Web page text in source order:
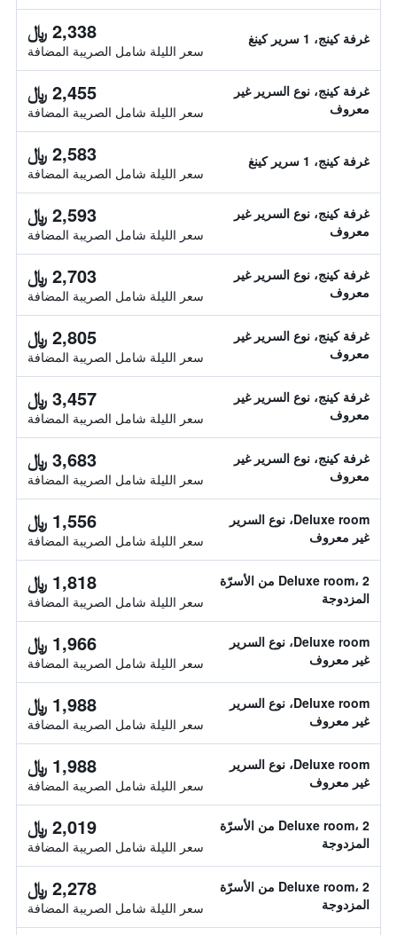
غرفة كينج، 1 سرير كينغ 2,338 ﷼
سعر الليلة شامل الصريبة المضافة
غرفة كينج، نوع السرير غير
معروف
2,455 ﷼
سعر الليلة شامل الصريبة المضافة
غرفة كينج، 1 سرير كينغ 2,583 ﷼
سعر الليلة شامل الصريبة المضافة
غرفة كينج، نوع السرير غير
معروف
2,593 ﷼
سعر الليلة شامل الصريبة المضافة
غرفة كينج، نوع السرير غير
معروف
2,703 ﷼
سعر الليلة شامل الصريبة المضافة
غرفة كينج، نوع السرير غير
معروف
2,805 ﷼
سعر الليلة شامل الصريبة المضافة
غرفة كينج، نوع السرير غير
معروف
3,457 ﷼
سعر الليلة شامل الصريبة المضافة
غرفة كينج، نوع السرير غير
معروف
3,683 ﷼
سعر الليلة شامل الصريبة المضافة
Deluxe room، نوع السرير
غير معروف
1,556 ﷼
سعر الليلة شامل الصريبة المضافة
Deluxe room، 2 من الأسرّة
المزدوجة
1,818 ﷼
سعر الليلة شامل الصريبة المضافة
Deluxe room، نوع السرير
غير معروف
1,966 ﷼
سعر الليلة شامل الصريبة المضافة
Deluxe room، نوع السرير
غير معروف
1,988 ﷼
سعر الليلة شامل الصريبة المضافة
Deluxe room، نوع السرير
غير معروف
1,988 ﷼
سعر الليلة شامل الصريبة المضافة
Deluxe room، 2 من الأسرّة
المزدوجة
2,019 ﷼
سعر الليلة شامل الصريبة المضافة
Deluxe room، 2 من الأسرّة
المزدوجة
2,278 ﷼
سعر الليلة شامل الصريبة المضافة